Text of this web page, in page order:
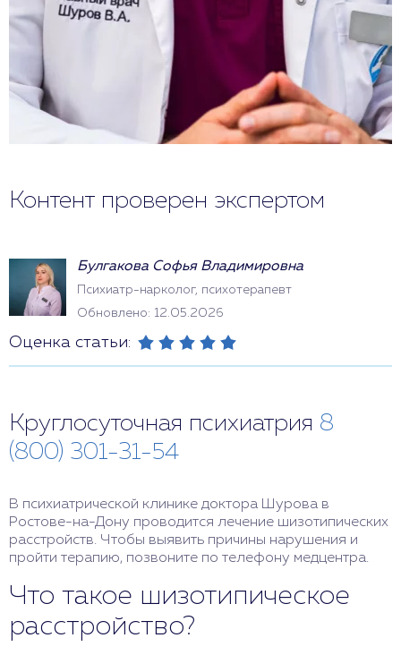
Контент проверен экспертом
Булгакова Софья Владимировна
Психиатр-нарколог, психотерапевт
Обновлено: 12.05.2026
Оценка статьи:
Круглосуточная психиатрия 8
(800) 301-31-54
В психиатрической клинике доктора Шурова в
Ростове-на-Дону проводится лечение шизотипических
расстройств. Чтобы выявить причины нарушения и
пройти терапию, позвоните по телефону медцентра.
Что такое шизотипическое
расстройство?